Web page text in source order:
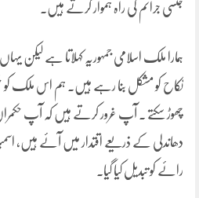
جنسی جرائم کی راہ ہموار کرتے ہیں۔
ہمارا ملک اسلامی جمہوریہ کہلاتا ہے لیکن
نکاح کو مشکل بنا رہے ہیں۔ ہم اس ملک کو
چھوڑ سکتے ۔ آپ غرور کرتے ہیں کہ آپ
دھاندلی کے ذریعے اقتدار میں آئے ہیں،
رائے کو تبدیل کیا گیا۔